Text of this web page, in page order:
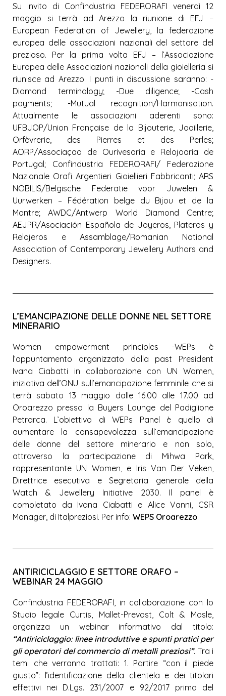
Su invito di Confindustria FEDERORAFI venerdì 12
maggio si terrà ad Arezzo la riunione di EFJ –
European Federation of Jewellery, la federazione
europea delle associazioni nazionali del settore del
prezioso. Per la prima volta EFJ – l’Associazione
Europea delle Associazioni nazionali della gioielleria si
riunisce ad Arezzo. I punti in discussione saranno: -
Diamond terminology; -Due diligence; -Cash
payments; -Mutual recognition/Harmonisation.
Attualmente le associazioni aderenti sono:
UFBJOP/Union Française de la Bijouterie, Joaillerie,
Orfèvrerie, des Pierres et des Perles;
AORP/Associaçao de Ourivesaria e Relojoaria de
Portugal; Confindustria FEDERORAFI/ Federazione
Nazionale Orafi Argentieri Gioiellieri Fabbricanti; ARS
NOBILIS/Belgische Federatie voor Juwelen &
Uurwerken – Fédération belge du Bijou et de la
Montre; AWDC/Antwerp World Diamond Centre;
AEJPR/Asociación Española de Joyeros, Plateros y
Relojeros e Assamblage/Romanian National
Association of Contemporary Jewellery Authors and
Designers.
L’EMANCIPAZIONE DELLE DONNE NEL SETTORE
MINERARIO
Women empowerment principles -WEPs è
l’appuntamento organizzato dalla past President
Ivana Ciabatti in collaborazione con UN Women,
iniziativa dell’ONU sull’emancipazione femminile che si
terrà sabato 13 maggio dalle 16.00 alle 17.00 ad
Oroarezzo presso la Buyers Lounge del Padiglione
Petrarca. L’obiettivo di WEPs Panel è quello di
aumentare la consapevolezza sull’emancipazione
delle donne del settore minerario e non solo,
attraverso la partecipazione di Mihwa Park,
rappresentante UN Women, e Iris Van Der Veken,
Direttrice esecutiva e Segretaria generale della
Watch & Jewellery Initiative 2030. Il panel è
completato da Ivana Ciabatti e Alice Vanni, CSR
Manager, di Italpreziosi. Per info: WEPS Oroarezzo.
ANTIRICICLAGGIO E SETTORE ORAFO –
WEBINAR 24 MAGGIO
Confindustria FEDERORAFI, in collaborazione con lo
Studio legale Curtis, Mallet-Prevost, Colt & Mosle,
organizza un webinar informativo dal titolo:
“Antiriciclaggio: linee introduttive e spunti pratici per
gli operatori del commercio di metalli preziosi”. Tra i
temi che verranno trattati: 1. Partire “con il piede
giusto”: l’identificazione della clientela e dei titolari
effettivi nei D.Lgs. 231/2007 e 92/2017 prima del